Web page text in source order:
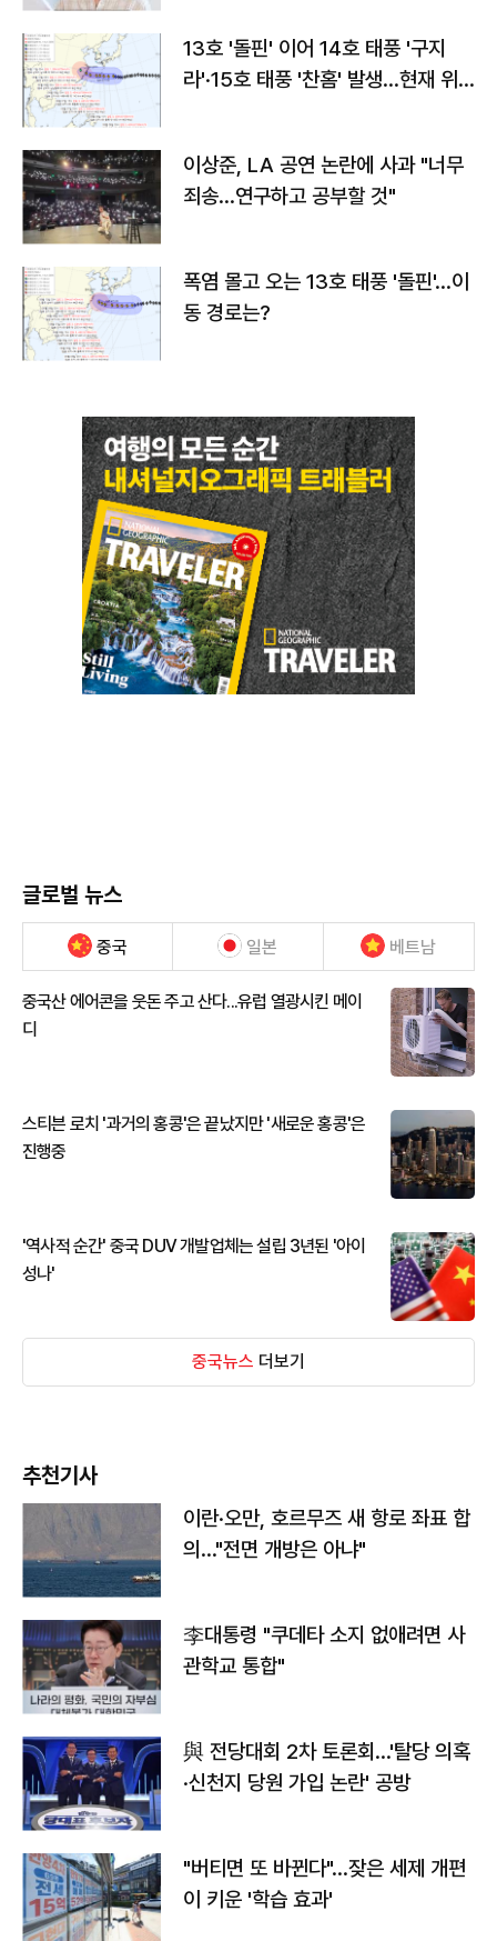
13호 '돌핀' 이어 14호 태풍 '구지
라'·15호 태풍 '찬홈' 발생…현재 위
이상준, LA 공연 논란에 사과 "너무
죄송…연구하고 공부할 것"
폭염 몰고 오는 13호 태풍 '돌핀'…이
동 경로는?
글로벌 뉴스
중국 일본 베트남
중국산 에어콘을 웃돈 주고 산다...유럽 열광시킨 메이
디
스티븐 로치 '과거의 홍콩'은 끝났지만 '새로운 홍콩'은
진행중
'역사적 순간' 중국 DUV 개발업체는 설립 3년된 '아이
성나'
중국뉴스 더보기
추천기사
이란·오만, 호르무즈 새 항로 좌표 합
의…"전면 개방은 아냐"
李대통령 "쿠데타 소지 없애려면 사
관학교 통합"
與 전당대회 2차 토론회…'탈당 의혹
·신천지 당원 가입 논란' 공방
"버티면 또 바뀐다"…잦은 세제 개편
이 키운 '학습 효과'